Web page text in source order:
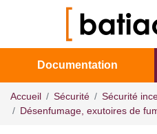
Documentation
Accueil Sécurité
Sécurité
Désenfumage, exutoires de